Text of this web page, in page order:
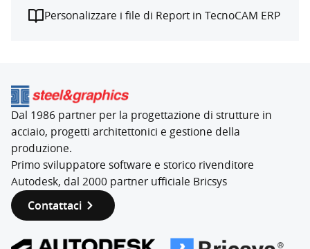
Personalizzare i file di Report in TecnoCAM ERP
Dal 1986 partner per la progettazione di strutture in
acciaio, progetti architettonici e gestione della
produzione.
Primo sviluppatore software e storico rivenditore
Autodesk, dal 2000 partner ufficiale Bricsys
Contattaci